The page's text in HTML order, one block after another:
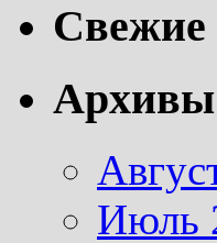
Свежие
Архивы
Июль